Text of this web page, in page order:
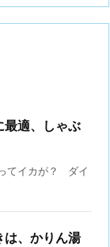
最適、しゃぶ
てイカが？ ダイ
は、かりん湯